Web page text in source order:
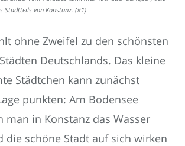
Stadtteils von Konstanz. (#1)
ohne Zweifel zu den schönsten
Deutschlands. Das kleine
Städtchen kann zunächst
punkten: Am Bodensee
man in Konstanz das Wasser
die schöne Stadt auf sich wirken